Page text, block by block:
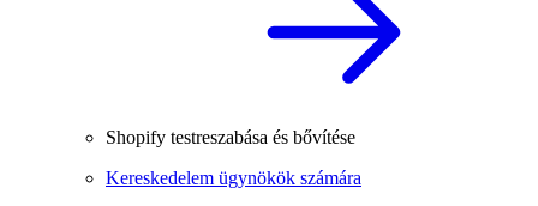
Shopify testreszabása és bővítése
Kereskedelem ügynökök számára